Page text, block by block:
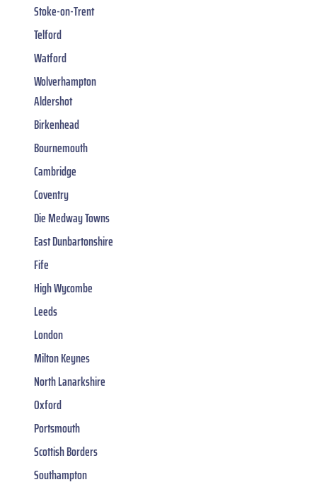
Stoke-on-Trent
Telford
Watford
Wolverhampton
Aldershot
Birkenhead
Bournemouth
Cambridge
Coventry
Die Medway Towns
East Dunbartonshire
Fife
High Wycombe
Leeds
London
Milton Keynes
North Lanarkshire
Oxford
Portsmouth
Scottish Borders
Southampton